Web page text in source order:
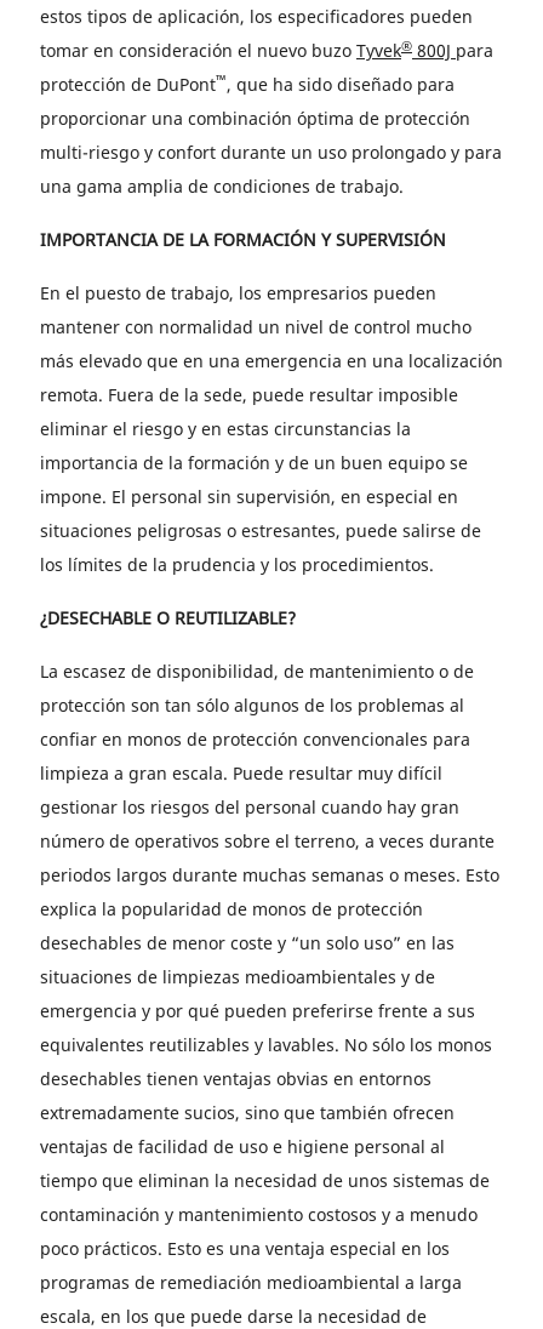
estos tipos de aplicación, los especificadores pueden
tomar en consideración el nuevo buzo Tyvek® 800J para
protección de DuPont™, que ha sido diseñado para
proporcionar una combinación óptima de protección
multi-riesgo y confort durante un uso prolongado y para
una gama amplia de condiciones de trabajo.
IMPORTANCIA DE LA FORMACIÓN Y SUPERVISIÓN
En el puesto de trabajo, los empresarios pueden
mantener con normalidad un nivel de control mucho
más elevado que en una emergencia en una localización
remota. Fuera de la sede, puede resultar imposible
eliminar el riesgo y en estas circunstancias la
importancia de la formación y de un buen equipo se
impone. El personal sin supervisión, en especial en
situaciones peligrosas o estresantes, puede salirse de
los límites de la prudencia y los procedimientos.
¿DESECHABLE O REUTILIZABLE?
La escasez de disponibilidad, de mantenimiento o de
protección son tan sólo algunos de los problemas al
confiar en monos de protección convencionales para
limpieza a gran escala. Puede resultar muy difícil
gestionar los riesgos del personal cuando hay gran
número de operativos sobre el terreno, a veces durante
periodos largos durante muchas semanas o meses. Esto
explica la popularidad de monos de protección
desechables de menor coste y “un solo uso” en las
situaciones de limpiezas medioambientales y de
emergencia y por qué pueden preferirse frente a sus
equivalentes reutilizables y lavables. No sólo los monos
desechables tienen ventajas obvias en entornos
extremadamente sucios, sino que también ofrecen
ventajas de facilidad de uso e higiene personal al
tiempo que eliminan la necesidad de unos sistemas de
contaminación y mantenimiento costosos y a menudo
poco prácticos. Esto es una ventaja especial en los
programas de remediación medioambiental a larga
escala, en los que puede darse la necesidad de